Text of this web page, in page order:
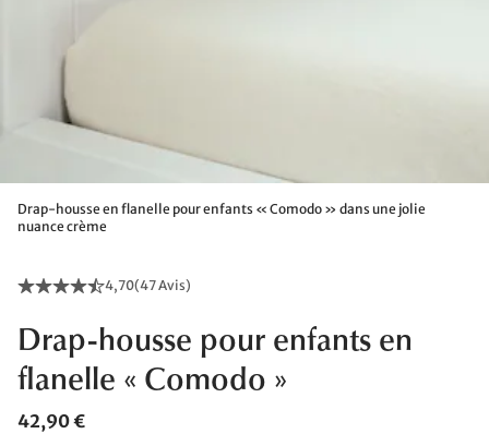
Drap-housse en flanelle pour enfants « Comodo » dans une jolie
nuance crème
4,70(47 Avis)
Drap-housse pour enfants en
flanelle « Comodo »
42,90 €